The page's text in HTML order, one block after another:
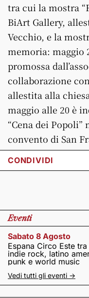
tra cui la mostra
BiArt Gallery,
Vecchio, e la
memoria: maggio
promossa
collaborazione
allestita alla
maggio alle 20 è
“Cena dei Popoli”
convento di San
CONDIVIDI
Eventi
Sabato 8 Agosto
Espana Circo Este
indie rock, latino
punk e world music
Vedi tutti gli eventi ->